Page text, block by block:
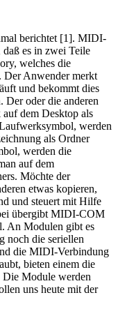
berichtet [1]. MIDI-
es in zwei Teile
welches die
Der Anwender merkt
und bekommt dies
Der oder die anderen
dem Desktop als
werden
als Ordner
werden die
auf dem
Möchte der
etwas kopieren,
und steuert mit Hilfe
übergibt MIDI-COM
An Modulen gibt es
noch die seriellen
die MIDI-Verbindung
bieten einem die
Die Module werden
uns heute mit der